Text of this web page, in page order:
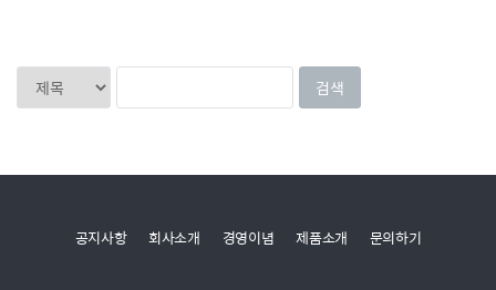
공지사항 회사소개 경영이념 제품소개 문의하기